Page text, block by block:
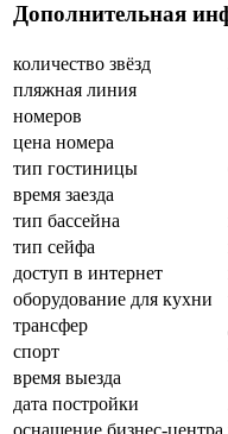
Дополнительная
количество звёзд
пляжная линия
номеров
цена номера
тип гостиницы
время заезда
тип бассейна
тип сейфа
доступ в интернет
оборудование для кухни
трансфер
спорт
время выезда
дата постройки